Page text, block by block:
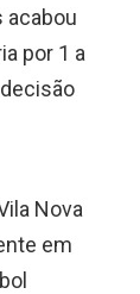
acabou
por 1 a
Nova
em